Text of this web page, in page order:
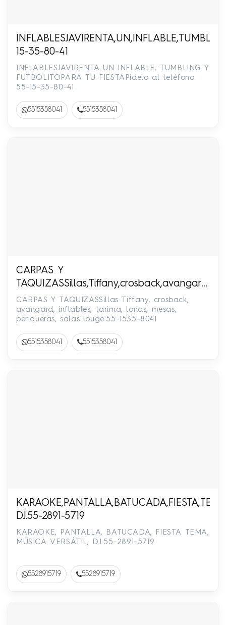
15-35-80-41
INFLABLESJAVIRENTA UN INFLABLE, TUMBLING Y
FUTBOLITOPARA TU FIESTAPídelo al teléfono
55-15-35-80-41
5515358041 5515358041
CARPAS Y
1535-8041
CARPAS Y TAQUIZASSillas Tiffany, crosback,
avangard, inflables, tarima, lonas, mesas,
periqueras, salas louge.55-1535-8041
5515358041 5515358041
DJ.55-2891-5719
KARAOKE, PANTALLA, BATUCADA, FIESTA TEMA,
MÚSICA VERSÁTIL, DJ.55-2891-5719
5528915719 5528915719